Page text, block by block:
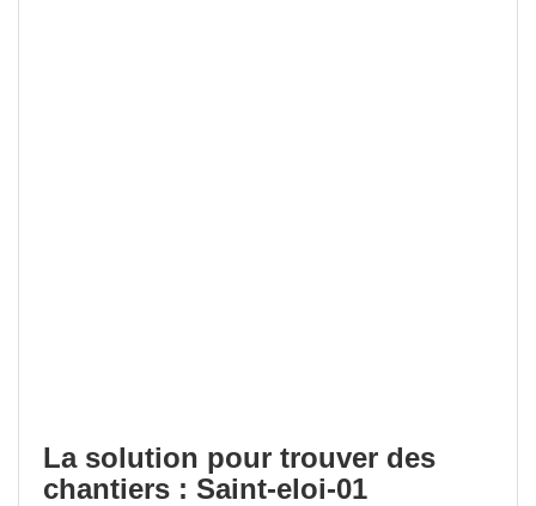
La solution pour trouver des
chantiers : Saint-eloi-01